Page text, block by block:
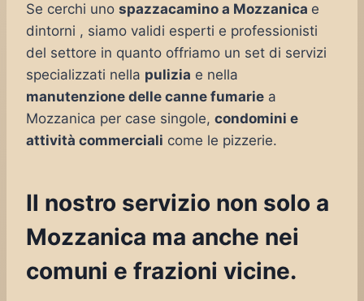
Se cerchi uno spazzacamino a Mozzanica e
dintorni , siamo validi esperti e professionisti
del settore in quanto offriamo un set di servizi
specializzati nella pulizia e nella
manutenzione delle canne fumarie a
Mozzanica per case singole, condomini e
attività commerciali come le pizzerie.
Il nostro servizio non solo a
Mozzanica ma anche nei
comuni e frazioni vicine.